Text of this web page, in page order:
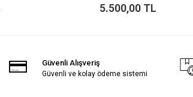
5.500,00 TL
Güvenli Alışveriş
Güvenli ve kolay ödeme sistemi